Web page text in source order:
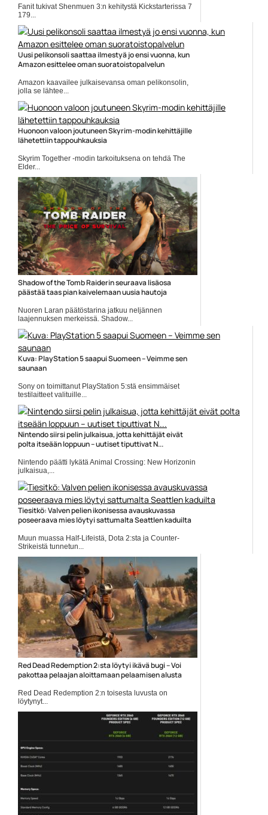
Fanit tukivat Shenmuen 3:n kehitystä Kickstarterissa 7
179...
Pelit
Uusi pelikonsoli saattaa ilmestyä jo ensi vuonna, kun
Amazon esittelee oman suoratoistopalvelun
Amazon kaavailee julkaisevansa oman pelikonsolin,
jolla se lähtee...
Amazon
Huonoon valoon joutuneen Skyrim-modin kehittäjille
lähetettiin tappouhkauksia
Skyrim Together -modin tarkoituksena on tehdä The
Elder...
Elder Scrolls 5 Skyrim
Shadow of the Tomb Raiderin seuraava lisäosa
päästää taas pian kaivelemaan uusia hautoja
Nuoren Laran päätöstarina jatkuu neljännen
laajennuksen merkeissä. Shadow...
Pelit
Kuva: PlayStation 5 saapui Suomeen – Veimme sen
saunaan
Sony on toimittanut PlayStation 5:stä ensimmäiset
testilaitteet valituille...
Peliuutiset
Nintendo siirsi pelin julkaisua, jotta kehittäjät eivät
polta itseään loppuun – uutiset tiputtivat N...
Nintendo päätti lykätä Animal Crossing: New Horizonin
julkaisua,...
Animal Crossing New Horizons
Tiesitkö: Valven pelien ikonisessa avauskuvassa
poseeraava mies löytyi sattumalta Seattlen kaduilta
Muun muassa Half-Lifeistä, Dota 2:sta ja Counter-
Strikeistä tunnetun...
Pelit
Red Dead Redemption 2:sta löytyi ikävä bugi – Voi
pakottaa pelaajan aloittamaan pelaamisen alusta
Red Dead Redemption 2:n toisesta luvusta on
löytynyt...
Pelit